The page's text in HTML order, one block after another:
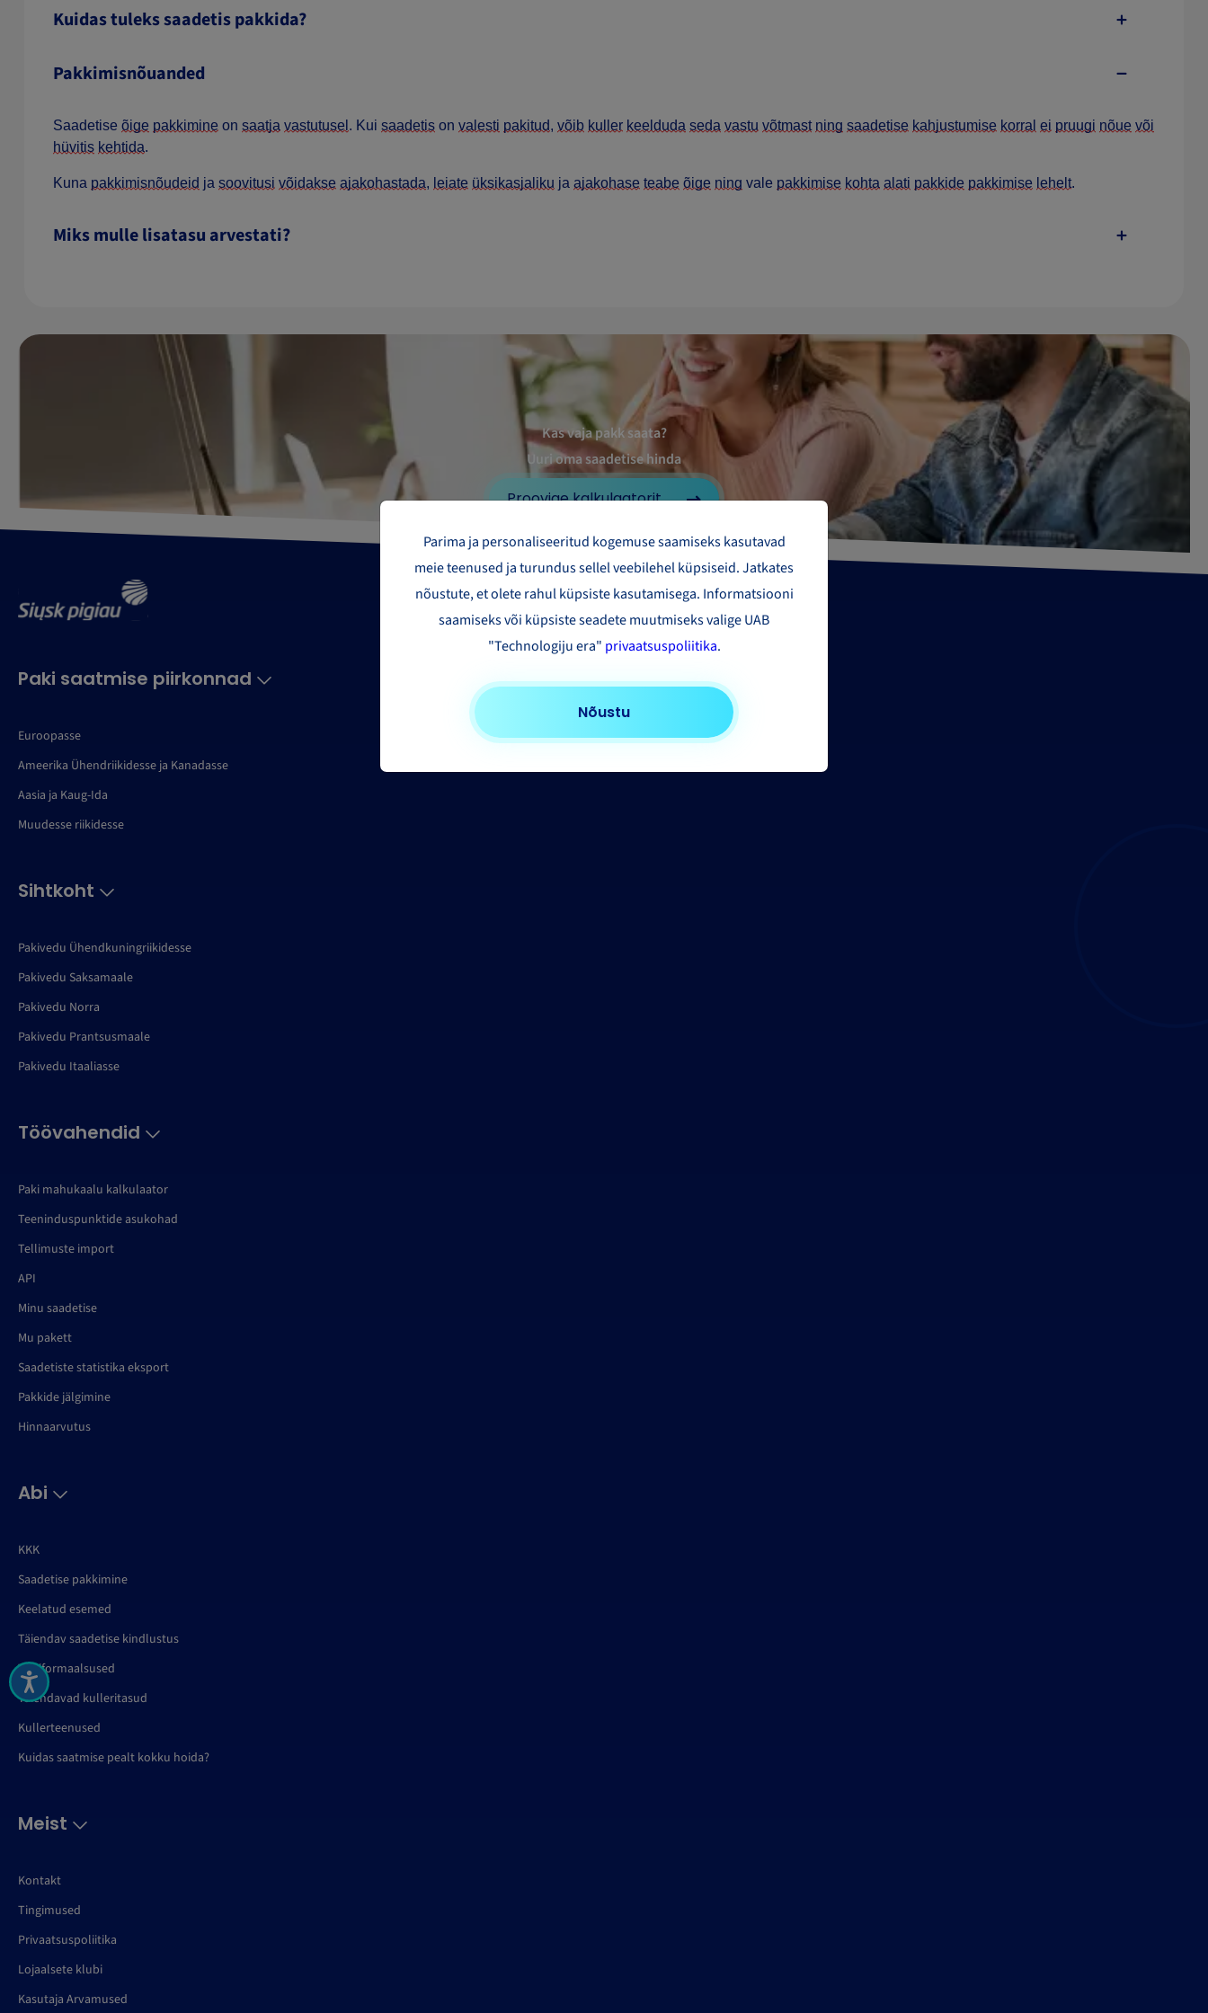
Kuidas tuleks saadetis pakkida?
Pakkimisnõuanded
Saadetise õige pakkimine on saatja vastutusel . Kui saadetis on valesti pakitud, võib kuller keelduda seda vastu võtmast ning saadetise kahjustumise korral ei pruugi nõue või
hüvitis kehtida.
Kuna pakkimisnõudeid ja soovitusi võidakse ajakohastada, leiate üksikasjaliku ja ajakohase teabe õige ning vale pakkimise kohta alati pakkide pakkimise lehelt.
Miks mulle lisatasu arvestati?
Kas vaja pakk saata?
Uuri oma saadetise hinda
Proovige kalkulaatorit
Paki saatmise piirkonnad
Euroopasse
Ameerika Ühendriikidesse ja Kanadasse
Aasia ja Kaug-Ida
Muudesse riikidesse
Sihtkoht
Pakivedu Ühendkuningriikidesse
Pakivedu Saksamaale
Pakivedu Norra
Pakivedu Prantsusmaale
Pakivedu Itaaliasse
Töövahendid
Paki mahukaalu kalkulaator
Teeninduspunktide asukohad
Tellimuste import
API
Minu saadetise
Mu pakett
Saadetiste statistika eksport
Pakkide jälgimine
Hinnaarvutus
Abi
KKK
Saadetise pakkimine
Keelatud esemed
Täiendav saadetise kindlustus
Tolliformaalsused
Täiendavad kulleritasud
Kullerteenused
Kuidas saatmise pealt kokku hoida?
Meist
Kontakt
Tingimused
Privaatsuspoliitika
Lojaalsete klubi
Kasutaja Arvamused
Parima ja personaliseeritud kogemuse saamiseks kasutavad
meie teenused ja turundus sellel veebilehel küpsiseid. Jatkates
nõustute, et olete rahul küpsiste kasutamisega. Informatsiooni
saamiseks või küpsiste seadete muutmiseks valige UAB
"Technologiju era" privaatsuspoliitika.
Nõustu